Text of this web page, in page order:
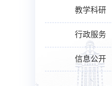
教学科研
行政服务
信息公开